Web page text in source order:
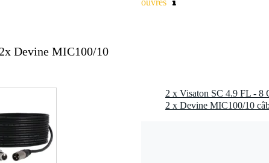
ouvrés
Devine MIC100/10
2 x Devine MIC100/10